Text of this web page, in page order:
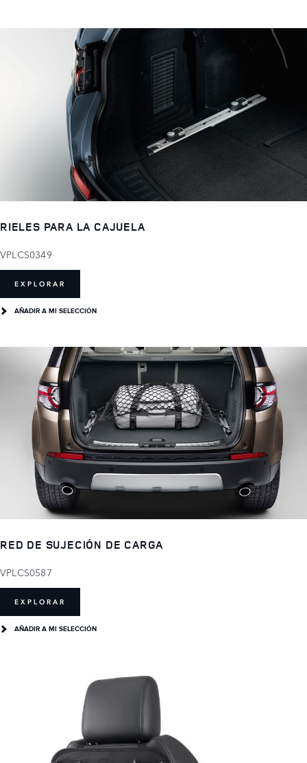
RIELES PARA LA CAJUELA
VPLCS0349
EXPLORAR
AÑADIR A MI SELECCIÓN
RED DE SUJECIÓN DE CARGA
VPLCS0587
EXPLORAR
AÑADIR A MI SELECCIÓN